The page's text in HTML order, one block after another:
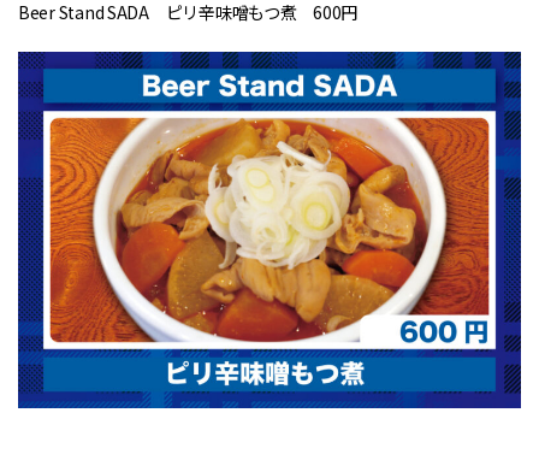
Beer Stand SADA ピリ辛味噌もつ煮 600円